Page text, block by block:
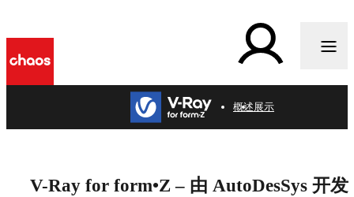
染器
概述展示
V-Ray for form•Z – 由 AutoDesSys 开发